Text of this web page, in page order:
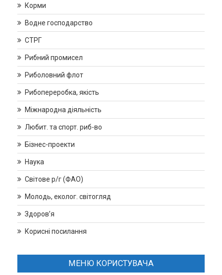
Корми
Водне господарство
СТРГ
Рибний промисел
Риболовний флот
Рибопереробка, якість
Міжнародна діяльність
Любит. та спорт. риб-во
Бізнес-проекти
Наука
Світове р/г (ФАО)
Молодь, еколог. світогляд
Здоров’я
Корисні посилання
МЕНЮ КОРИСТУВАЧА